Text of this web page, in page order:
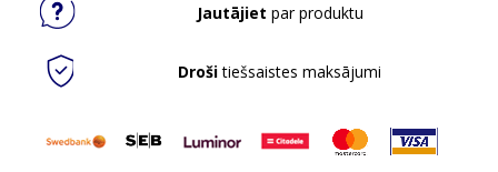
Jautājiet par produktu
Drošitiešsaistes maksājumi